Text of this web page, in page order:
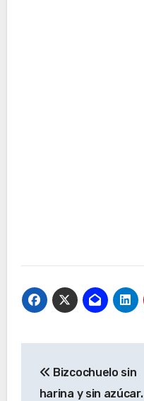
de
Bizcochuelo sin
harina y sin azúcar.